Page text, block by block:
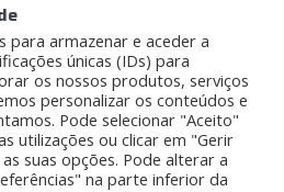
para armazenar e aceder a
únicas (IDs) para
os nossos produtos, serviços
personalizar os conteúdos e
Pode selecionar "Aceito"
utilizações ou clicar em "Gerir
suas opções. Pode alterar a
na parte inferior da